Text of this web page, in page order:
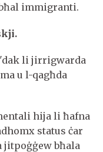
immigranti.
li jirrigwarda
u l-qagħda
hija li ħafna
status ċar
bħala